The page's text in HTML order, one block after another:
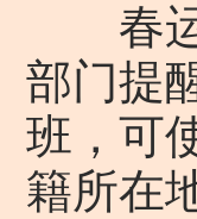
春运
部门提
班，可
籍所在